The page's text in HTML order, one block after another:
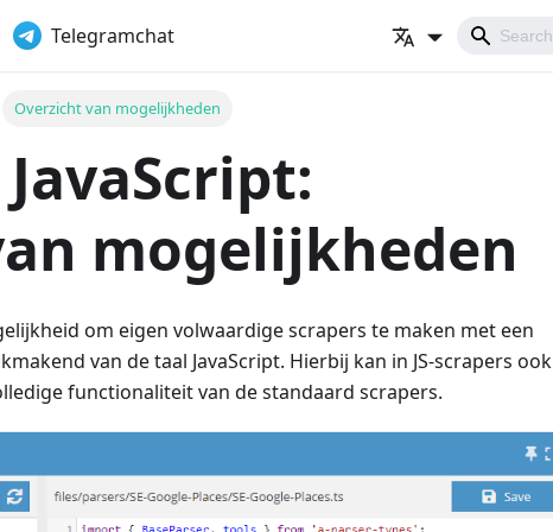
Telegramchat
Overzicht van mogelijkheden
mogelijkheden
om eigen volwaardige scrapers te maken met een
van de taal JavaScript. Hierbij kan in JS-scrapers ook
functionaliteit van de standaard scrapers.